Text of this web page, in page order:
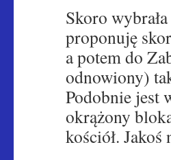
Skoro
proponuję
a potem do
odnowiony)
Podobnie jest
okrążony
kościół.